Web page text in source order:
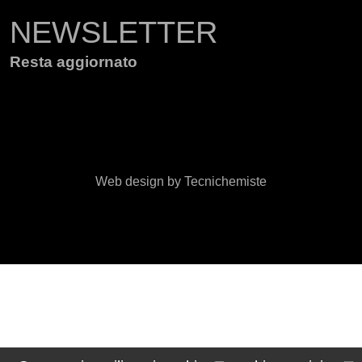
NEWSLETTER
Resta aggiornato
Web design by Tecnichemiste